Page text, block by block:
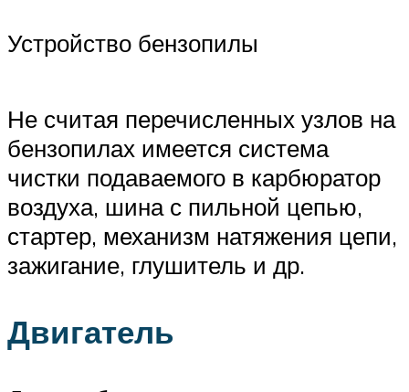
Устройство бензопилы
Не считая перечисленных узлов на
бензопилах имеется система
чистки подаваемого в карбюратор
воздуха, шина с пильной цепью,
стартер, механизм натяжения цепи,
зажигание, глушитель и др.
Двигатель